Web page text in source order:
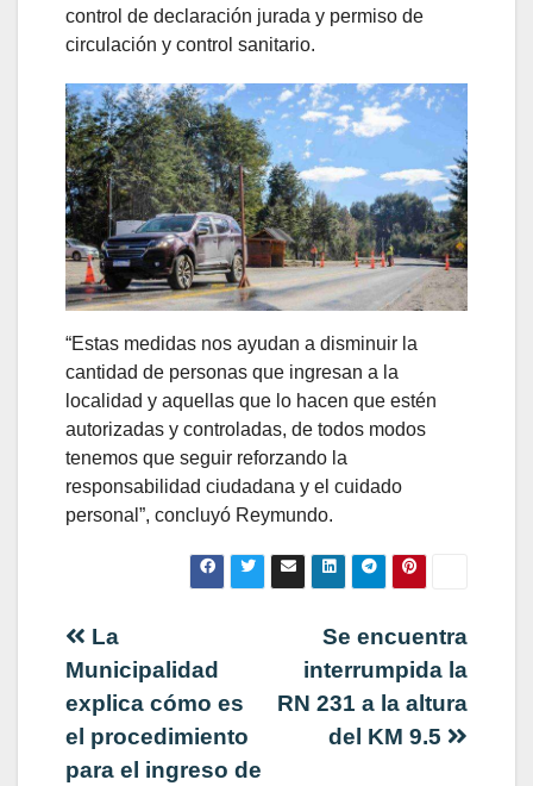
control de declaración jurada y permiso de
circulación y control sanitario.
“Estas medidas nos ayudan a disminuir la
cantidad de personas que ingresan a la
localidad y aquellas que lo hacen que estén
autorizadas y controladas, de todos modos
tenemos que seguir reforzando la
responsabilidad ciudadana y el cuidado
personal”, concluyó Reymundo.
Navegación
de
entradas
Se encuentra
interrumpida la
RN 231 a la altura
del KM 9.5
La
Municipalidad
explica cómo es
el procedimiento
para el ingreso de